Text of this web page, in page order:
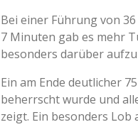
Bei einer Führung von
7 Minuten gab es mehr
besonders darüber
Ein am Ende deutlicher
beherrscht wurde und
zeigt. Ein besonders